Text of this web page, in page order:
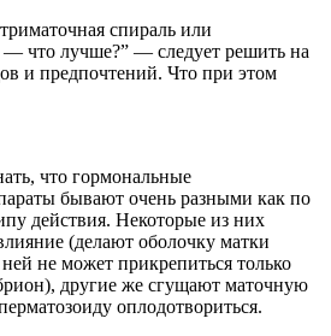
спираль или
— что лучше?” — следует решить на
и предпочтений. Что при этом
что гормональные
бывают очень разными как по
действия. Некоторые из них
(делают оболочку матки
не может прикрепиться только
другие же сгущают маточную
оплодотвориться.